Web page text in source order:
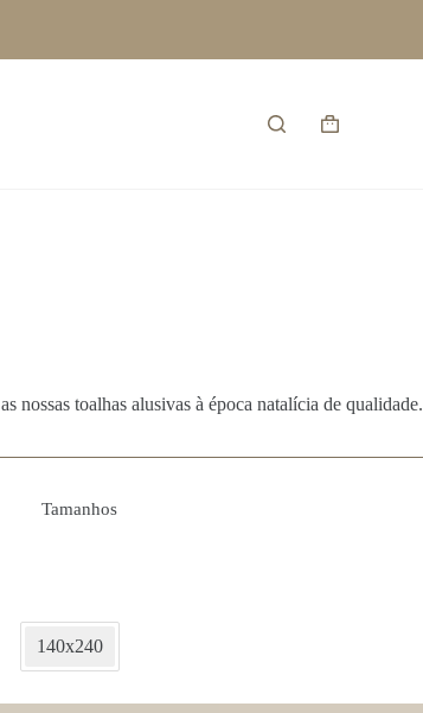
Carrinho
nossas toalhas alusivas à época natalícia de qualidade.
Tamanhos
140x240